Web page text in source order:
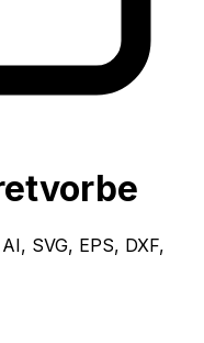
SVG, EPS, DXF,